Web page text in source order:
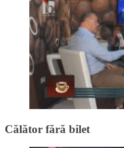
Călător fără bilet